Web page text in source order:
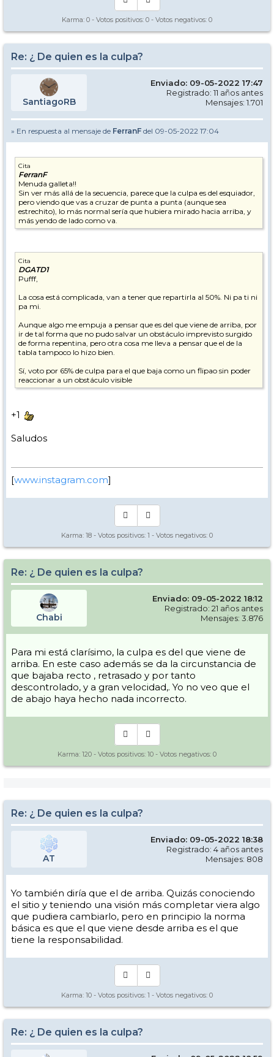
Karma: 0 - Votos positivos: 0 - Votos negativos: 0
Re: ¿ De quien es la culpa?
SantiagoRB
Enviado: 09-05-2022 17:47
Registrado: 11 años antes
Mensajes: 1.701
» En respuesta al mensaje de FerranF del 09-05-2022 17:04
Cita
FerranF
Menuda galleta!!
Sin ver más allá de la secuencia, parece que la culpa es del esquiador,
pero viendo que vas a cruzar de punta a punta (aunque sea
estrechito), lo más normal sería que hubiera mirado hacia arriba, y
más yendo de lado como va.
Cita
DGATD1
Pufff,
La cosa está complicada, van a tener que repartirla al 50%. Ni pa ti ni
pa mi.
Aunque algo me empuja a pensar que es del que viene de arriba, por
ir de tal forma que no pudo salvar un obstáculo imprevisto surgido
de forma repentina, pero otra cosa me lleva a pensar que el de la
tabla tampoco lo hizo bien.
Sí, voto por 65% de culpa para el que baja como un flipao sin poder
reaccionar a un obstáculo visible
+1
Saludos
[www.instagram.com]
Karma: 18 - Votos positivos: 1 - Votos negativos: 0
Re: ¿ De quien es la culpa?
Chabi
Enviado: 09-05-2022 18:12
Registrado: 21 años antes
Mensajes: 3.876
Para mi está clarísimo, la culpa es del que viene de
arriba. En este caso además se da la circunstancia de
que bajaba recto , retrasado y por tanto
descontrolado, y a gran velocidad,. Yo no veo que el
de abajo haya hecho nada incorrecto.
Karma: 120 - Votos positivos: 10 - Votos negativos: 0
Re: ¿ De quien es la culpa?
AT
Enviado: 09-05-2022 18:38
Registrado: 4 años antes
Mensajes: 808
Yo también diría que el de arriba. Quizás conociendo
el sitio y teniendo una visión más completar viera algo
que pudiera cambiarlo, pero en principio la norma
básica es que el que viene desde arriba es el que
tiene la responsabilidad.
Karma: 10 - Votos positivos: 1 - Votos negativos: 0
Re: ¿ De quien es la culpa?